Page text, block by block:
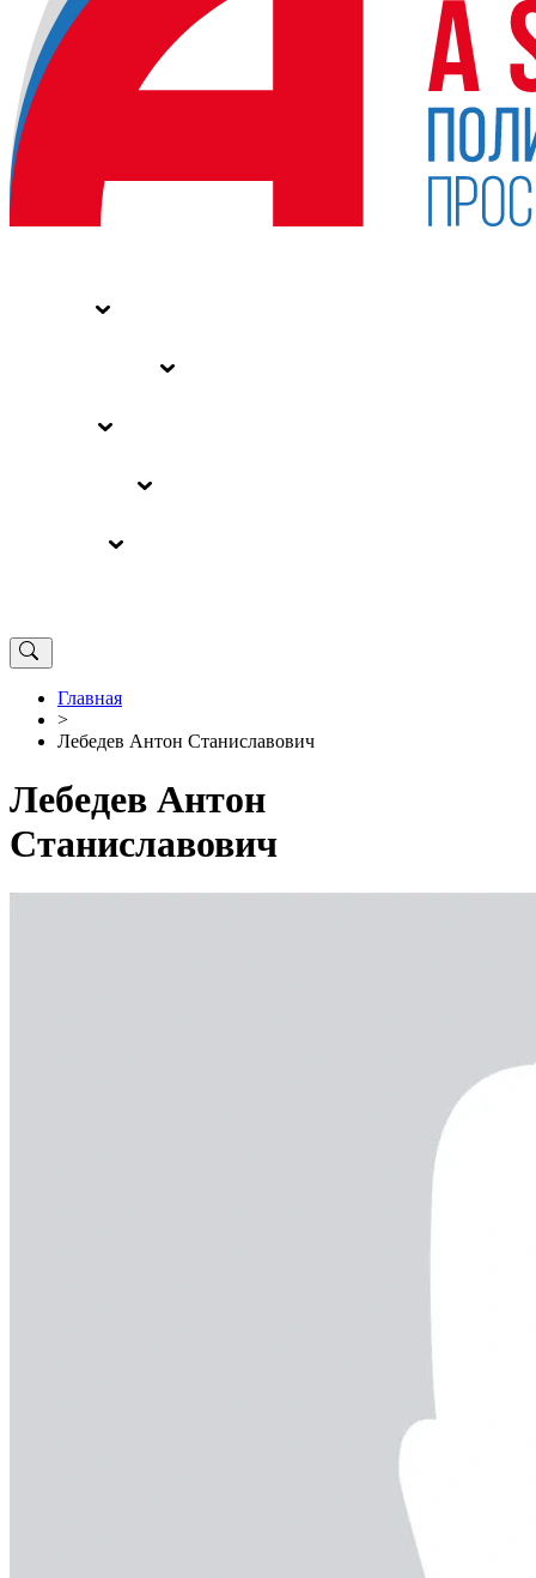
Главная
>
Лебедев Антон Станиславович
Лебедев Антон
Станиславович